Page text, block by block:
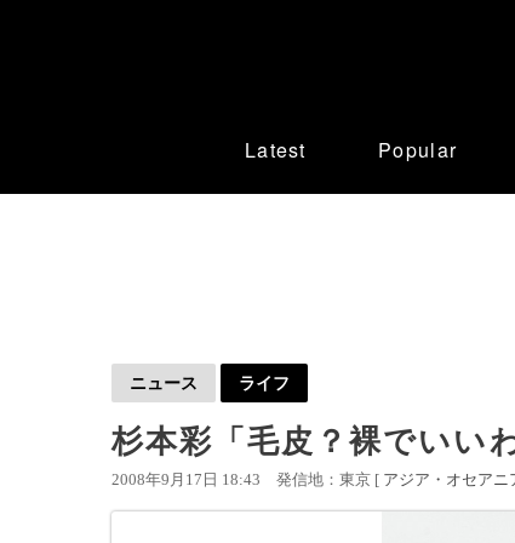
Latest Popular
ニュース ライフ
杉本彩「毛皮？裸でいい
2008年9月17日 18:43 発信地：東京 [ アジア・オセアニ